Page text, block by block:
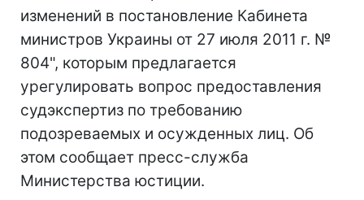
изменений в постановление Кабинета
министров Украины от 27 июля 2011 г. №
804", которым предлагается
урегулировать вопрос предоставления
судэкспертиз по требованию
подозреваемых и осужденных лиц. Об
этом сообщает пресс-служба
Министерства юстиции.